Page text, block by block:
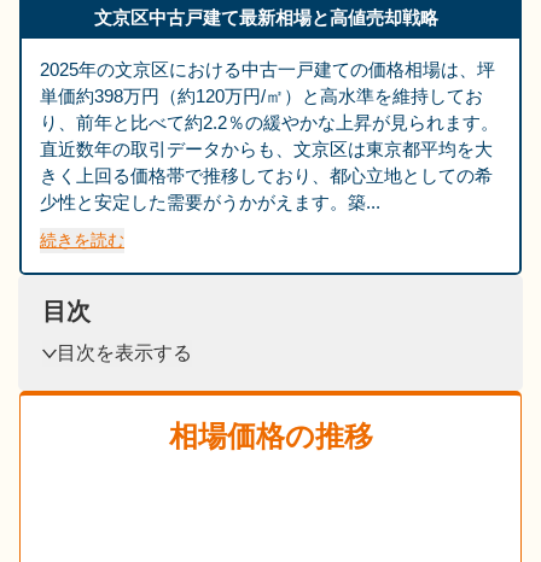
文京区中古戸建て最新相場と高値売却戦略
2025年の文京区における中古一戸建ての価格相場は、坪
単価約398万円（約120万円/㎡）と高水準を維持してお
り、前年と比べて約2.2％の緩やかな上昇が見られます。
直近数年の取引データからも、文京区は東京都平均を大
きく上回る価格帯で推移しており、都心立地としての希
少性と安定した需要がうかがえます。築...
続きを読む
目次
目次を表示する
相場価格の推移